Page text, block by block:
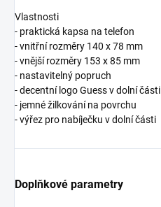
Vlastnosti
- praktická kapsa na telefon
- vnitřní rozměry 140 x 78 mm
- vnější rozměry 153 x 85 mm
- nastavitelný popruch
- decentní logo Guess v dolní části
- jemné žilkování na povrchu
- výřez pro nabíječku v dolní části
Doplňkové parametry